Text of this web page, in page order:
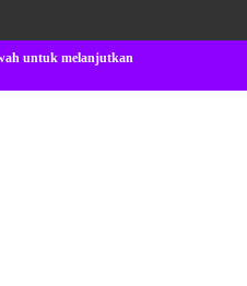
untuk melanjutkan